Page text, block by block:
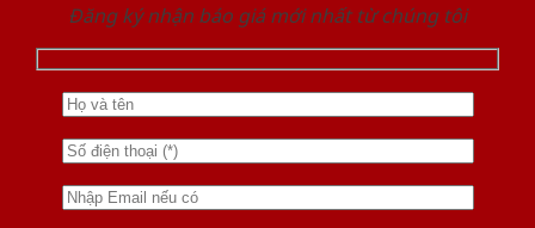
Đăng ký nhận báo giá mới nhất từ chúng tôi